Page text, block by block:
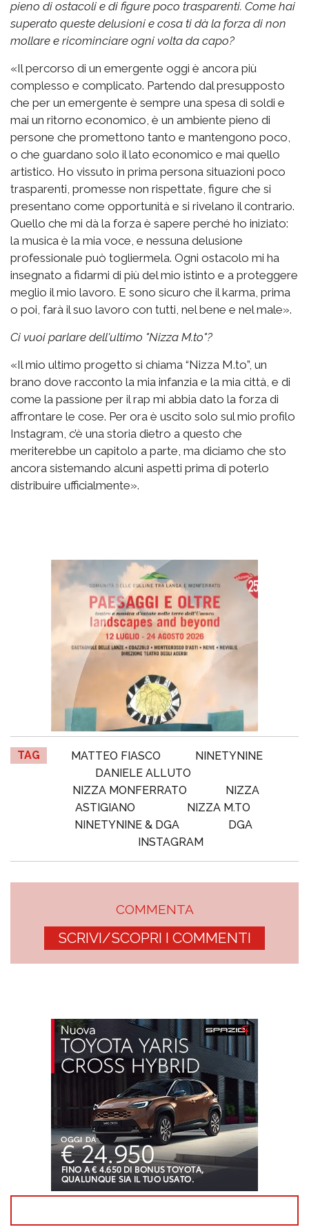
pieno di ostacoli e di figure poco trasparenti. Come hai
superato queste delusioni e cosa ti dà la forza di non
mollare e ricominciare ogni volta da capo?
«Il percorso di un emergente oggi è ancora più
complesso e complicato. Partendo dal presupposto
che per un emergente è sempre una spesa di soldi e
mai un ritorno economico, è un ambiente pieno di
persone che promettono tanto e mantengono poco,
o che guardano solo il lato economico e mai quello
artistico. Ho vissuto in prima persona situazioni poco
trasparenti, promesse non rispettate, figure che si
presentano come opportunità e si rivelano il contrario.
Quello che mi dà la forza è sapere perché ho iniziato:
la musica è la mia voce, e nessuna delusione
professionale può togliermela. Ogni ostacolo mi ha
insegnato a fidarmi di più del mio istinto e a proteggere
meglio il mio lavoro. E sono sicuro che il karma, prima
o poi, farà il suo lavoro con tutti, nel bene e nel male».
Ci vuoi parlare dell'ultimo "Nizza M.to"?
«Il mio ultimo progetto si chiama “Nizza M.to”, un
brano dove racconto la mia infanzia e la mia città, e di
come la passione per il rap mi abbia dato la forza di
affrontare le cose. Per ora è uscito solo sul mio profilo
Instagram, c’è una storia dietro a questo che
meriterebbe un capitolo a parte, ma diciamo che sto
ancora sistemando alcuni aspetti prima di poterlo
distribuire ufficialmente».
TAG MATTEO FIASCO
NINETYNINE
DANIELE ALLUTO
NIZZA MONFERRATO
NIZZA
ASTIGIANO
NIZZA M.TO
NINETYNINE & DGA
DGA
INSTAGRAM
COMMENTA
SCRIVI/SCOPRI I COMMENTI